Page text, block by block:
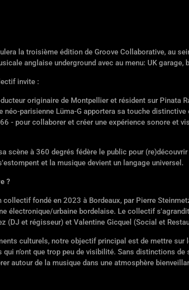
la troisième édition de Groove Collaborative, au
anglaise underground avec au menu: UK garage,
invite :
originaire de Montpellier et résident sur Pinata
parisienne Lüma-G apportera sa touche
- pour collaborer et créer une expérience sonore et
scène à 360 degrés fédère le public pour
et la musique devient un langage universel.
?
collectif fondé en 2023 à Bordeaux, par Pierre
électronique/urbaine bordelaise. Le collectif
(DJ et régisseur) et Valentine Gicquel (Social et
culturels, notre objectif principal est de mettre
n’ont que trop peu de visibilité. Sans distinctions
autour de la musique dans une atmosphère